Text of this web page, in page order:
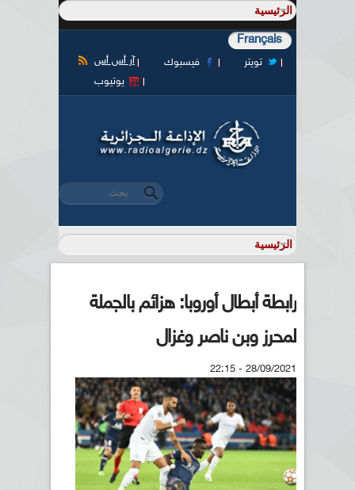
Français
آر أس أس فيسبوك
تويتر
يوتيوب
استمارة البحث
‏بحث ‏
رابطة أبطال أوروبا: هزائم بالجملة
لمحرز وبن ناصر وغزال
28/09/2021 - 22:15